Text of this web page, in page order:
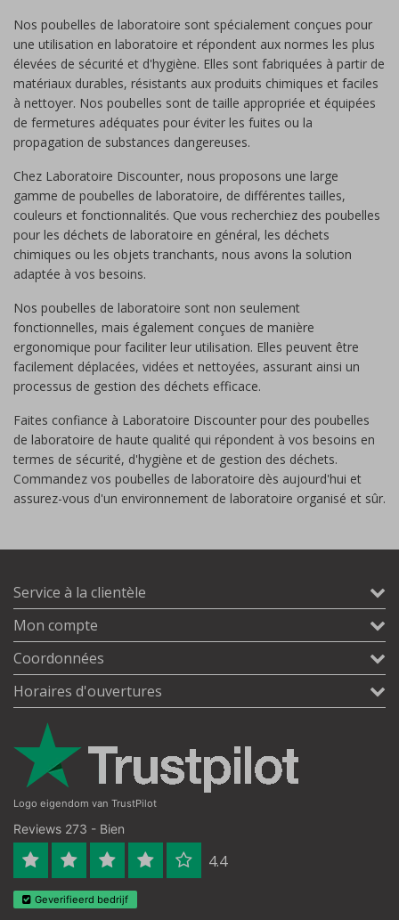
Nos poubelles de laboratoire sont spécialement conçues pour
une utilisation en laboratoire et répondent aux normes les plus
élevées de sécurité et d'hygiène. Elles sont fabriquées à partir de
matériaux durables, résistants aux produits chimiques et faciles
à nettoyer. Nos poubelles sont de taille appropriée et équipées
de fermetures adéquates pour éviter les fuites ou la
propagation de substances dangereuses.
Chez Laboratoire Discounter, nous proposons une large
gamme de poubelles de laboratoire, de différentes tailles,
couleurs et fonctionnalités. Que vous recherchiez des poubelles
pour les déchets de laboratoire en général, les déchets
chimiques ou les objets tranchants, nous avons la solution
adaptée à vos besoins.
Nos poubelles de laboratoire sont non seulement
fonctionnelles, mais également conçues de manière
ergonomique pour faciliter leur utilisation. Elles peuvent être
facilement déplacées, vidées et nettoyées, assurant ainsi un
processus de gestion des déchets efficace.
Faites confiance à Laboratoire Discounter pour des poubelles
de laboratoire de haute qualité qui répondent à vos besoins en
termes de sécurité, d'hygiène et de gestion des déchets.
Commandez vos poubelles de laboratoire dès aujourd'hui et
assurez-vous d'un environnement de laboratoire organisé et sûr.
Service à la clientèle
Mon compte
Coordonnées
Horaires d'ouvertures
Logo eigendom van TrustPilot
Reviews 273 - Bien
4.4
Geverifieerd bedrijf